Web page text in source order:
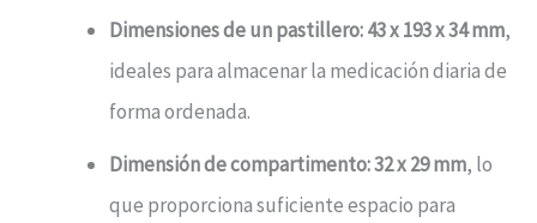
Dimensiones de un pastillero:43 x 193 x 34 mm,
ideales para almacenar la medicación diaria de
forma ordenada.
Dimensión de compartimento:32 x 29 mm, lo
que proporciona suficiente espacio para